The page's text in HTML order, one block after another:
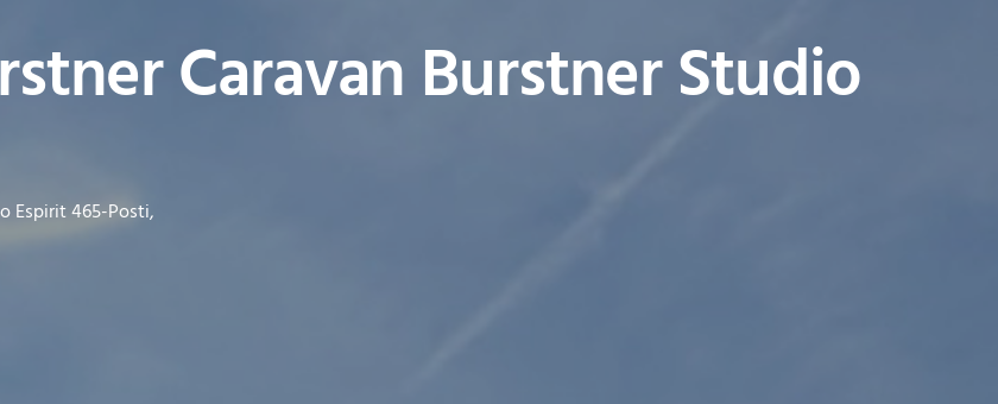
Caravan Burstner Studio
Espirit 465-Posti,